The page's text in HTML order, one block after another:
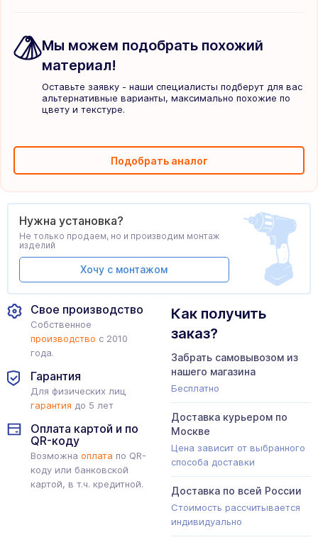
Мы можем подобрать похожий
материал!
Оставьте заявку - наши специалисты подберут для вас
альтернативные варианты, максимально похожие по
цвету и текстуре.
Подобрать аналог
Свое производство
Собственное
производство с 2010
года.
Гарантия
Для физических лиц
гарантия до 5 лет
Оплата картой и по
QR-коду
Возможна оплата по QR-
коду или банковской
картой, в т.ч. кредитной.
Как получить
заказ?
Забрать самовывозом из
нашего магазина
Бесплатно
Доставка курьером по
Москве
Цена зависит от выбранного
способа доставки
Доставка по всей России
Стоимость рассчитывается
индивидуально
Нужна установка?
Не только продаем, но и производим монтаж
изделий
Хочу с монтажом